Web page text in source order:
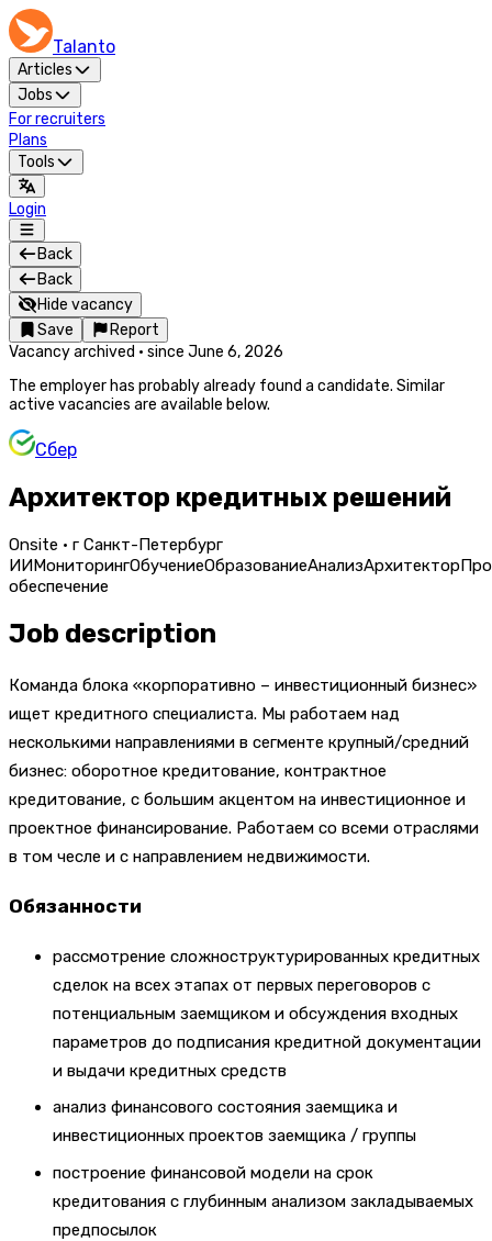
Talanto
Articles
Jobs
For recruiters
Plans
Tools
Login
Back
Back
Hide vacancy
Save
Report
Vacancy archived · since June 6, 2026
The employer has probably already found a candidate. Similar
active vacancies are available below.
Сбер
Архитектор кредитных решений
Onsite · г Санкт-Петербург
ИИМониторингОбучениеОбразованиеАнализАрхитектор
обеспечение
Job description
Команда блока «корпоративно – инвестиционный бизнес»
ищет кредитного специалиста. Мы работаем над
несколькими направлениями в сегменте крупный/средний
бизнес: оборотное кредитование, контрактное
кредитование, с большим акцентом на инвестиционное и
проектное финансирование. Работаем со всеми отраслями
в том чесле и с направлением недвижимости.
Обязанности
рассмотрение сложноструктурированных кредитных
сделок на всех этапах от первых переговоров с
потенциальным заемщиком и обсуждения входных
параметров до подписания кредитной документации
и выдачи кредитных средств
анализ финансового состояния заемщика и
инвестиционных проектов заемщика / группы
построение финансовой модели на срок
кредитования с глубинным анализом закладываемых
предпосылок